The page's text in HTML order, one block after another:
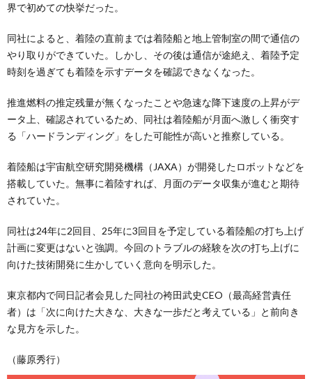
界で初めての快挙だった。
同社によると、着陸の直前までは着陸船と地上管制室の間で通信の
やり取りができていた。しかし、その後は通信が途絶え、着陸予定
時刻を過ぎても着陸を示すデータを確認できなくなった。
推進燃料の推定残量が無くなったことや急速な降下速度の上昇がデ
ータ上、確認されているため、同社は着陸船が月面へ激しく衝突す
る「ハードランディング」をした可能性が高いと推察している。
着陸船は宇宙航空研究開発機構（JAXA）が開発したロボットなどを
搭載していた。無事に着陸すれば、月面のデータ収集が進むと期待
されていた。
同社は24年に2回目、25年に3回目を予定している着陸船の打ち上げ
計画に変更はないと強調。今回のトラブルの経験を次の打ち上げに
向けた技術開発に生かしていく意向を明示した。
東京都内で同日記者会見した同社の袴田武史CEO（最高経営責任
者）は「次に向けた大きな、大きな一歩だと考えている」と前向き
な見方を示した。
（藤原秀行）